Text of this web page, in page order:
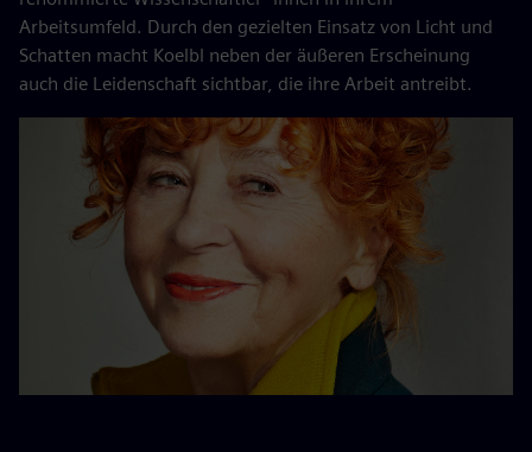
Arbeitsumfeld. Durch den gezielten Einsatz von Licht und
Schatten macht Koelbl neben der äußeren Erscheinung
auch die Leidenschaft sichtbar, die ihre Arbeit antreibt.